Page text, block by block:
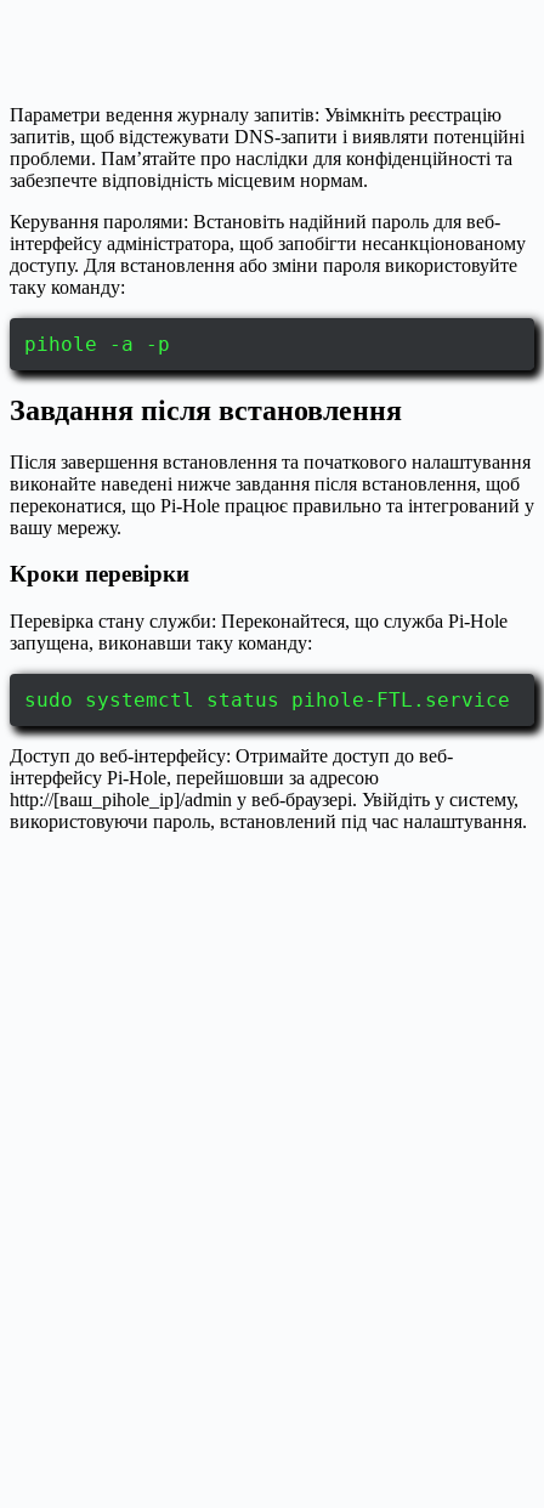
Параметри ведення журналу запитів: Увімкніть реєстрацію
запитів, щоб відстежувати DNS-запити і виявляти потенційні
проблеми. Пам’ятайте про наслідки для конфіденційності та
забезпечте відповідність місцевим нормам.
Керування паролями: Встановіть надійний пароль для веб-
інтерфейсу адміністратора, щоб запобігти несанкціонованому
доступу. Для встановлення або зміни пароля використовуйте
таку команду:
pihole -a -p
Завдання після встановлення
Після завершення встановлення та початкового налаштування
виконайте наведені нижче завдання після встановлення, щоб
переконатися, що Pi-Hole працює правильно та інтегрований у
вашу мережу.
Кроки перевірки
Перевірка стану служби: Переконайтеся, що служба Pi-Hole
запущена, виконавши таку команду:
sudo systemctl status pihole-FTL.service
Доступ до веб-інтерфейсу: Отримайте доступ до веб-
інтерфейсу Pi-Hole, перейшовши за адресою
http://[ваш_pihole_ip]/admin у веб-браузері. Увійдіть у систему,
використовуючи пароль, встановлений під час налаштування.